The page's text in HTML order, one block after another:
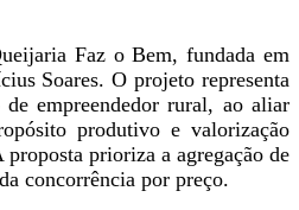
Faz o Bem, fundada em
Soares. O projeto representa
empreendedor rural, ao aliar
produtivo e valorização
prioriza a agregação de
concorrência por preço.